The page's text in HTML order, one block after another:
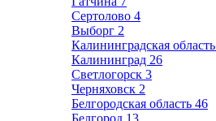
Сертолово 4
Выборг 2
Калининградская область
Калининград 26
Светлогорск 3
Черняховск 2
Белгородская область 46
Белгород 13